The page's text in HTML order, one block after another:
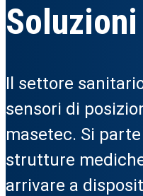
Il settore
sensori di
masetec. Si
strutture
arrivare a